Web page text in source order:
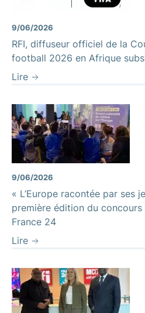
9/06/2026
RFI, diffuseur officiel de la
football 2026 en Afrique
Lire
9/06/2026
« L’Europe racontée par ses
première édition du
France 24
Lire